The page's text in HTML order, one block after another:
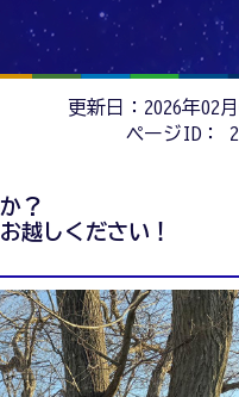
更新日：2026年02月
ページID：
？
越しください！